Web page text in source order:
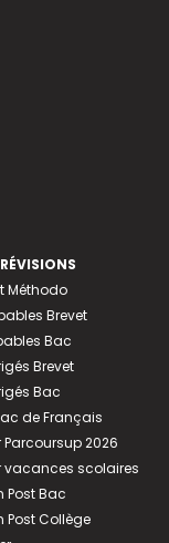
Méthodo
Brevet
Bac
Brevet
Bac
de Français
2026
vacances scolaires
Post Bac
Post Collège